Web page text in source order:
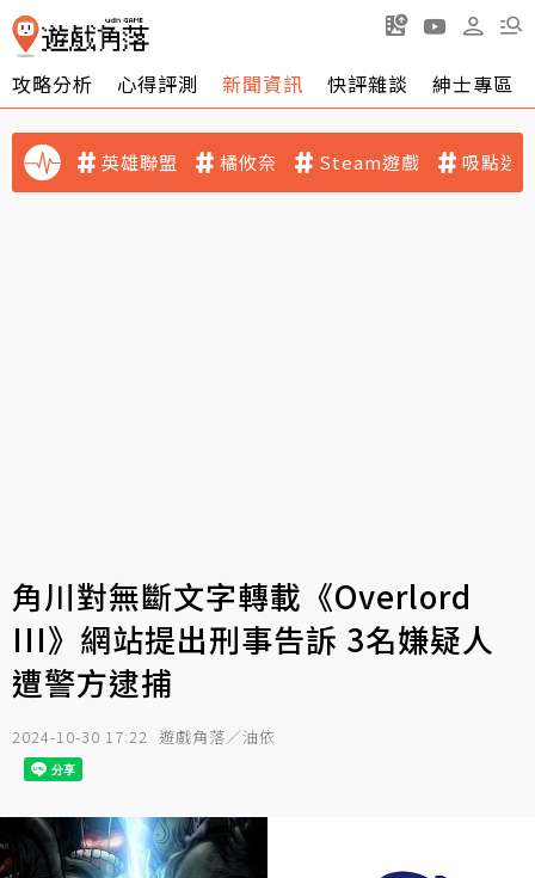
攻略分析 心得評測 新聞資訊 快評雜談 紳士專區
英雄聯盟 橘攸奈 Steam遊戲 吸點迷
角川對無斷文字轉載《Overlord
III》網站提出刑事告訴 3名嫌疑人
遭警方逮捕
2024-10-30 17:22 遊戲角落／油依